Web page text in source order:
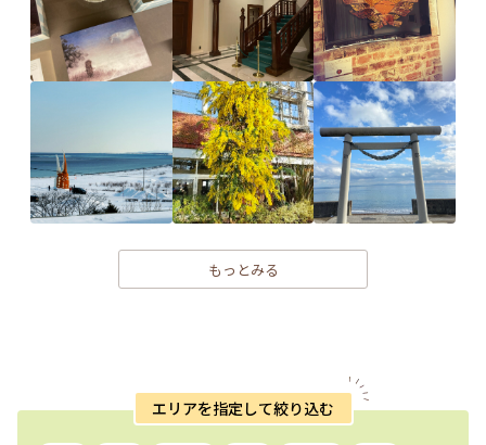
もっとみる
エリアを指定して絞り込む